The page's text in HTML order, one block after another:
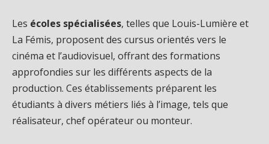
Les écoles spécialisées, telles que Louis-Lumière et
La Fémis, proposent des cursus orientés vers le
cinéma et l’audiovisuel, offrant des formations
approfondies sur les différents aspects de la
production. Ces établissements préparent les
étudiants à divers métiers liés à l’image, tels que
réalisateur, chef opérateur ou monteur.